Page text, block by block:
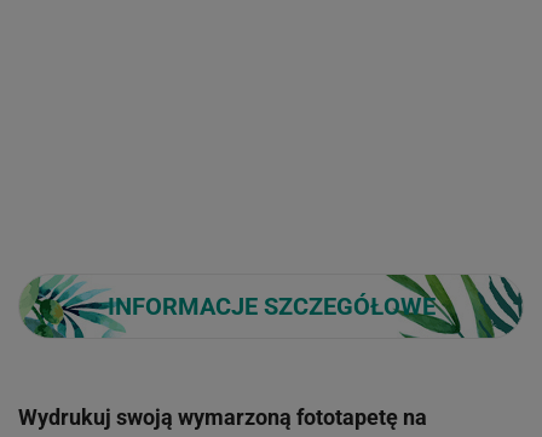
INFORMACJE SZCZEGÓŁOWE
Wydrukuj swoją wymarzoną fototapetę na